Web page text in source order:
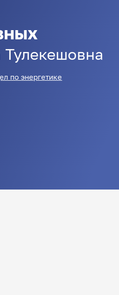
Тулекешовна
по энергетике